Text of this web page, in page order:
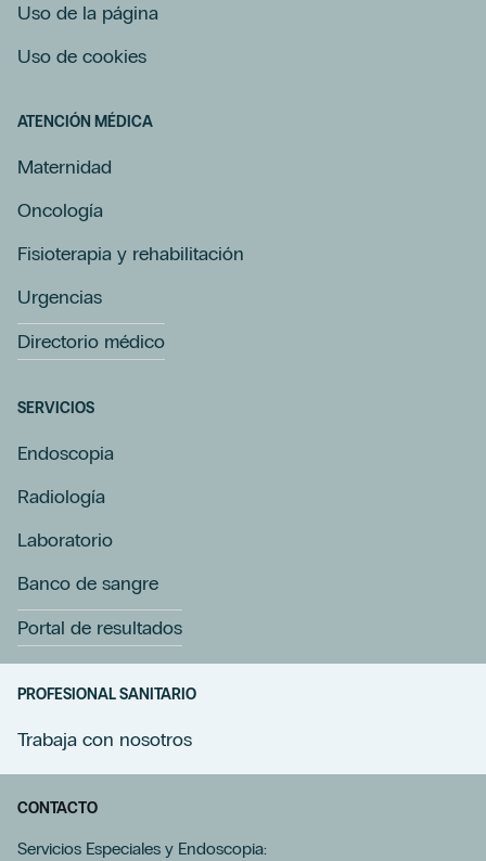
Uso de la página
Uso de cookies
ATENCIÓN MÉDICA
Maternidad
Oncología
Fisioterapia y rehabilitación
Urgencias
Directorio médico
SERVICIOS
Endoscopia
Radiología
Laboratorio
Banco de sangre
Portal de resultados
PROFESIONAL SANITARIO
Trabaja con nosotros
CONTACTO
Servicios Especiales y Endoscopia: